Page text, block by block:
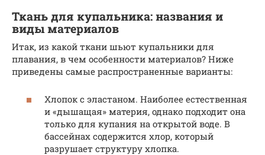
Ткань для купальника: названия и
виды материалов
Итак, из какой ткани шьют купальники для
плавания, в чем особенности материалов? Ниже
приведены самые распространенные варианты:
Хлопок с эластаном. Наиболее естественная
и «дышащая» материя, однако подходит она
только для купания на открытой воде. В
бассейнах содержится хлор, который
разрушает структуру хлопка.